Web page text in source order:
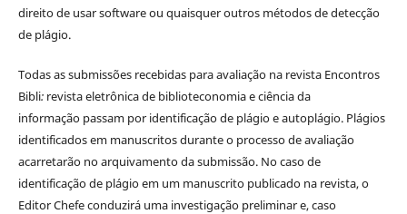
direito de usar software ou quaisquer outros métodos de detecção
de plágio.
Todas as submissões recebidas para avaliação na revista Encontros
Bibli: revista eletrônica de biblioteconomia e ciência da
informaçãopassam por identificação de plágio e autoplágio. Plágios
identificados em manuscritos durante o processo de avaliação
acarretarão no arquivamento da submissão. No caso de
identificação de plágio em um manuscrito publicado na revista, o
Editor Chefe conduzirá uma investigação preliminar e, caso